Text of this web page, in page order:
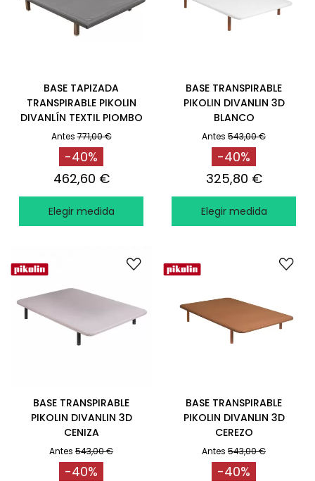
BASE TAPIZADA
TRANSPIRABLE PIKOLIN
DIVANLÍN TEXTIL PIOMBO
Antes 771,00 €
-40%
462,60 €
Elegir medida
BASE TRANSPIRABLE
PIKOLIN DIVANLIN 3D
BLANCO
Antes 543,00 €
-40%
325,80 €
Elegir medida
BASE TRANSPIRABLE
PIKOLIN DIVANLIN 3D
CENIZA
Antes 543,00 €
-40%
BASE TRANSPIRABLE
PIKOLIN DIVANLIN 3D
CEREZO
Antes 543,00 €
-40%